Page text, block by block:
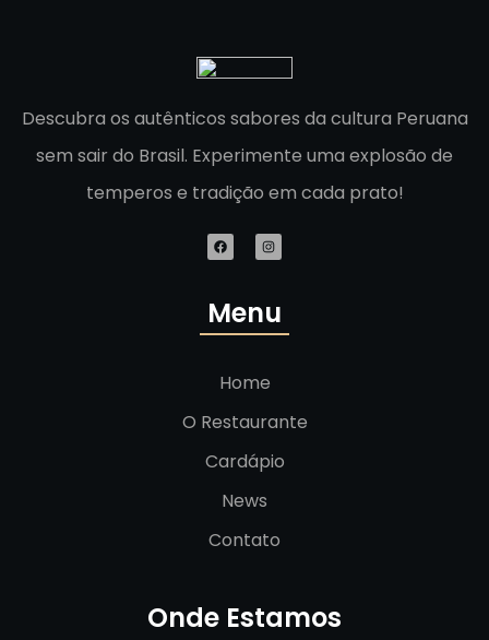
Descubra os autênticos sabores da cultura Peruana
sem sair do Brasil. Experimente uma explosão de
temperos e tradição em cada prato!
Menu
Home
O Restaurante
Cardápio
News
Contato
Onde Estamos